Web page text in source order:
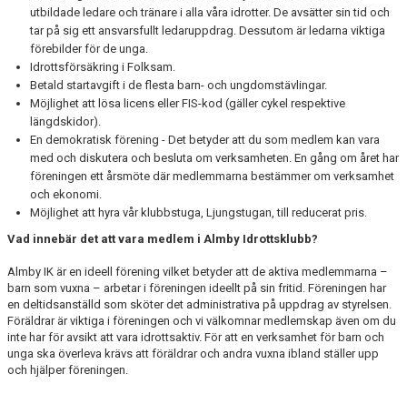
utbildade ledare och tränare i alla våra idrotter. De avsätter sin tid och
tar på sig ett ansvarsfullt ledaruppdrag. Dessutom är ledarna viktiga
förebilder för de unga.
Idrottsförsäkring i Folksam.
Betald startavgift i de flesta barn- och ungdomstävlingar.
Möjlighet att lösa licens eller FIS-kod (gäller cykel respektive
längdskidor).
En demokratisk förening - Det betyder att du som medlem kan vara
med och diskutera och besluta om verksamheten. En gång om året har
föreningen ett årsmöte där medlemmarna bestämmer om verksamhet
och ekonomi.
Möjlighet att hyra vår klubbstuga, Ljungstugan, till reducerat pris.
Vad innebär det att vara medlem i Almby Idrottsklubb?
Almby IK är en ideell förening vilket betyder att de aktiva medlemmarna –
barn som vuxna – arbetar i föreningen ideellt på sin fritid. Föreningen har
en deltidsanställd som sköter det administrativa på uppdrag av styrelsen.
Föräldrar är viktiga i föreningen och vi välkomnar medlemskap även om du
inte har för avsikt att vara idrottsaktiv. För att en verksamhet för barn och
unga ska överleva krävs att föräldrar och andra vuxna ibland ställer upp
och hjälper föreningen.